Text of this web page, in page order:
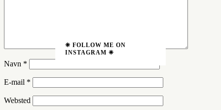
Navn *
E-mail *
Websted
❈ FOLLOW ME ON
INSTAGRAM ❈